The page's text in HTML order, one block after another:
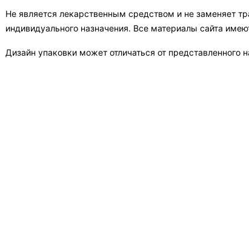
Не является лекарственным средством и не заменяет
индивидуального назначения. Все материалы сайта
Дизайн упаковки может отличаться от представленного